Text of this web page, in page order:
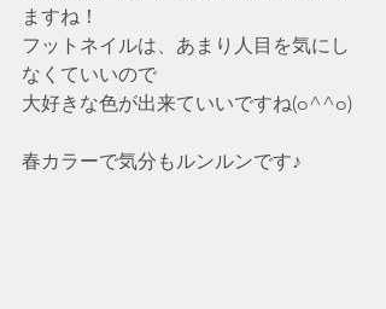
ますね！
フットネイルは、あまり人目を気にし
なくていいので
大好きな色が出来ていいですね(o^^o)
春カラーで気分もルンルンです♪